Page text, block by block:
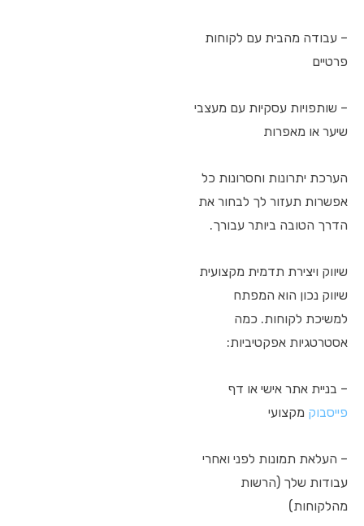
– עבודה מהבית עם לקוחות
פרטיים
– שותפויות עסקיות עם מעצבי
שיער או מאפרות
הערכת יתרונות וחסרונות כל
אפשרות תעזור לך לבחור את
הדרך הטובה ביותר עבורך.
שיווק ויצירת תדמית מקצועית
שיווק נכון הוא המפתח
למשיכת לקוחות. כמה
אסטרטגיות אפקטיביות:
– בניית אתר אישי או דף
פייסבוק מקצועי
– העלאת תמונות לפני ואחרי
עבודות שלך (הרשות
מהלקוחות)